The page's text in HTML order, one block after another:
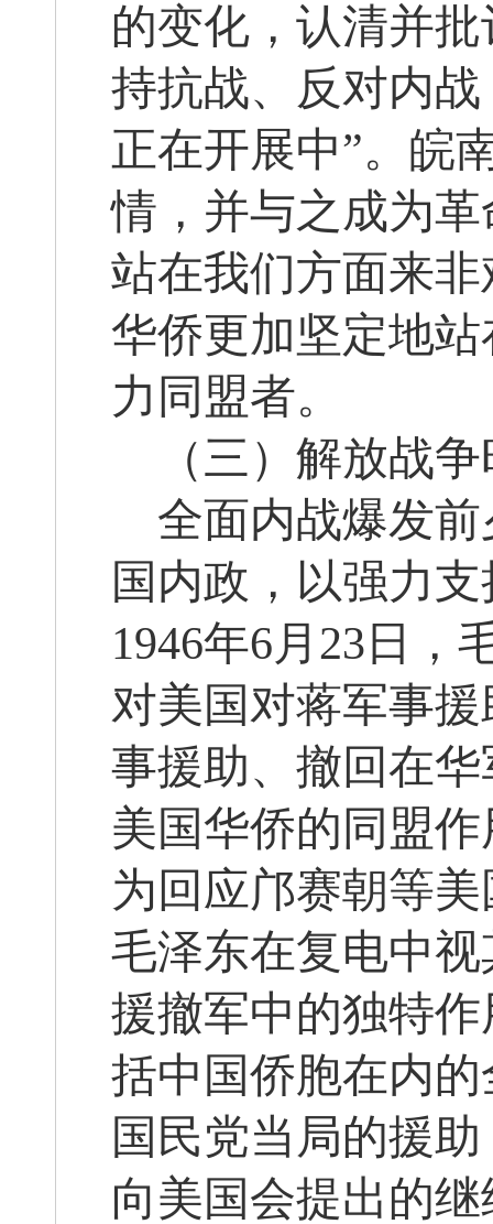
的变化，认清并
持抗战、反对内
正在开展中”。皖
情，并与之成为
站在我们方面来
华侨更加坚定地
力同盟者。
（三）解放战
全面内战爆发
国内政，以强力
1946年6月23日，
对美国对蒋军事
事援助、撤回在
美国华侨的同盟
为回应邝赛朝等
毛泽东在复电中
援撤军中的独特
括中国侨胞在内
国民党当局的援
向美国会提出的